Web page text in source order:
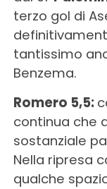
terzo gol di
tantissimo
Benzema.
Romero 5,5:
continua che
sostanziale
Nella ripresa
qualche